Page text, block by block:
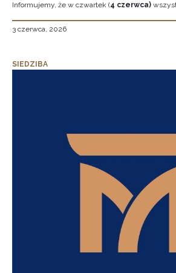
Informujemy, że w czwartek (4 czerwca)
3 czerwca, 2026
SIEDZIBA